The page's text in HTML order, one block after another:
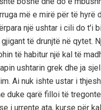
më e mirë për të hyrë
një ushtar i cili do t'i
të drunjtë në qytet.
të habitur një kal të
ushtarin grek dhe ja
Ai nuk ishte ustar i
duke qarë filloi të
i urrente ata, kurse për